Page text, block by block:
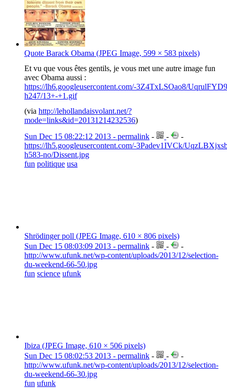
Quote Barack Obama (JPEG Image, 599 × 583 pixels)
Et vu que vous êtes gentils, je vous met une autre image fun
avec Obama aussi :
https://lh6.googleusercontent.com/-3Z4TxLSOao8/
h247/13+-+1.gif
(via http://lehollandaisvolant.net/?
mode=links&id=20131214232536)
Sun Dec 15 08:22:12 2013 - permalink - -
-
https://lh5.googleusercontent.com/-3Padev1IVCk/
h583-no/Dissent.jpg
fun politique usa
Shrödinger poll (JPEG Image, 610 × 806 pixels)
Sun Dec 15 08:03:09 2013 - permalink - -
-
http://www.ufunk.net/wp-content/uploads/2013/12/selection-
du-weekend-66-50.jpg
fun science ufunk
Ibiza (JPEG Image, 610 × 506 pixels)
Sun Dec 15 08:02:53 2013 - permalink - -
-
http://www.ufunk.net/wp-content/uploads/2013/12/selection-
du-weekend-66-30.jpg
fun ufunk